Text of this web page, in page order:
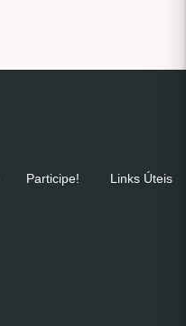
Participe! Links Úteis